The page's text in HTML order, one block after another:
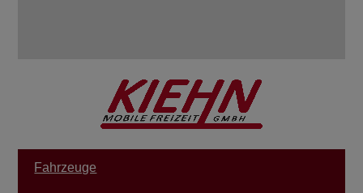
Fahrzeuge